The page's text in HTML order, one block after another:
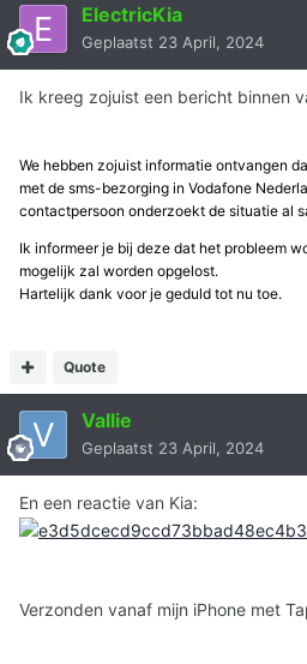
ElectricKia
Geplaatst 23 April, 2024
Ik kreeg zojuist een bericht binnen
We hebben zojuist informatie ontvangen
met de sms-bezorging in Vodafone
contactpersoon onderzoekt de situatie al
Ik informeer je bij deze dat het probleem
mogelijk zal worden opgelost.
Hartelijk dank voor je geduld tot nu toe.
Quote
Vallie
Geplaatst 23 April, 2024
En een reactie van Kia:
Verzonden vanaf mijn iPhone met